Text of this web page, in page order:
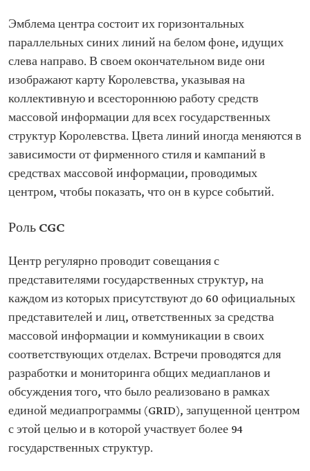
Эмблема центра состоит их горизонтальных
параллельных синих линий на белом фоне, идущих
слева направо. В своем окончательном виде они
изображают карту Королевства, указывая на
коллективную и всестороннюю работу средств
массовой информации для всех государственных
структур Королевства. Цвета линий иногда меняются в
зависимости от фирменного стиля и кампаний в
средствах массовой информации, проводимых
центром, чтобы показать, что он в курсе событий.
Роль CGC
Центр регулярно проводит совещания с
представителями государственных структур, на
каждом из которых присутствуют до 60 официальных
представителей и лиц, ответственных за средства
массовой информации и коммуникации в своих
соответствующих отделах. Встречи проводятся для
разработки и мониторинга общих медиапланов и
обсуждения того, что было реализовано в рамках
единой медиапрограммы (GRID), запущенной центром
с этой целью и в которой участвует более 94
государственных структур.